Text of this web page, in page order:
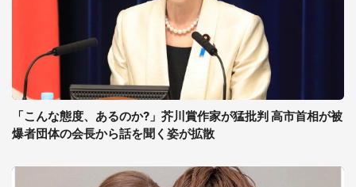
「こんな態度、あるのか?」芥川賞作家が猛批判 高市首相が被
爆者団体の会長から話を聞く姿が拡散